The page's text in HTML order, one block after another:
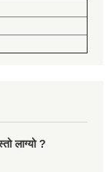
लाग्यो ?